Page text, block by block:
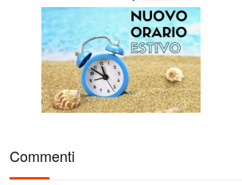
Commenti